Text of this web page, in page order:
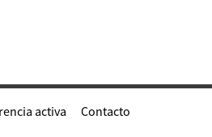
activa Contacto